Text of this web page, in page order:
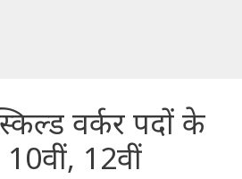
वर्कर पदों के
12वीं